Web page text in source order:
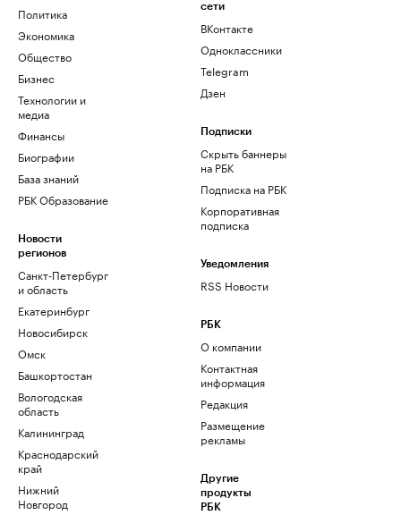
Политика
Экономика
Общество
Бизнес
Технологии и
медиа
Финансы
Биографии
База знаний
РБК Образование
Новости
регионов
Санкт-Петербург
и область
Екатеринбург
Новосибирск
Омск
Башкортостан
Вологодская
область
Калининград
Краснодарский
край
Нижний
Новгород
сети
ВКонтакте
Одноклассники
Telegram
Дзен
Подписки
Скрыть баннеры
на РБК
Подписка на РБК
Корпоративная
подписка
Уведомления
RSS Новости
РБК
О компании
Контактная
информация
Редакция
Размещение
рекламы
Другие
продукты
РБК